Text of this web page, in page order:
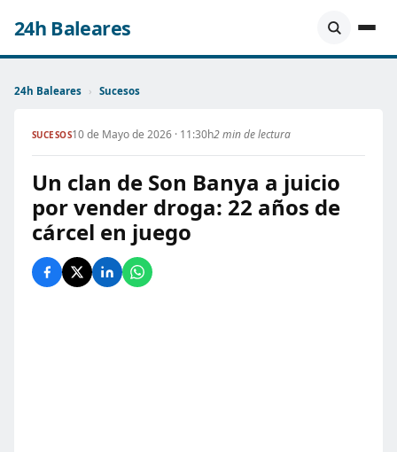
24h Baleares
24h Baleares › Sucesos
SUCESOS10 de Mayo de 2026 · 11:30h2 min de lectura
Un clan de Son Banya a juicio
por vender droga: 22 años de
cárcel en juego